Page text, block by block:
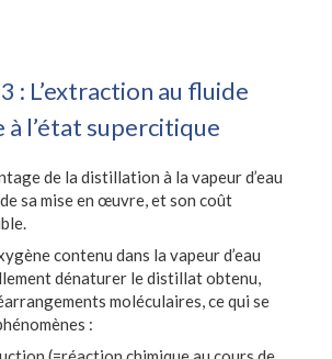
: L’extraction au fluide
à l’état supercitique
de la distillation à la vapeur d’eau
sa mise en œuvre, et son coût
contenu dans la vapeur d’eau
dénaturer le distillat obtenu,
moléculaires, ce qui se
: